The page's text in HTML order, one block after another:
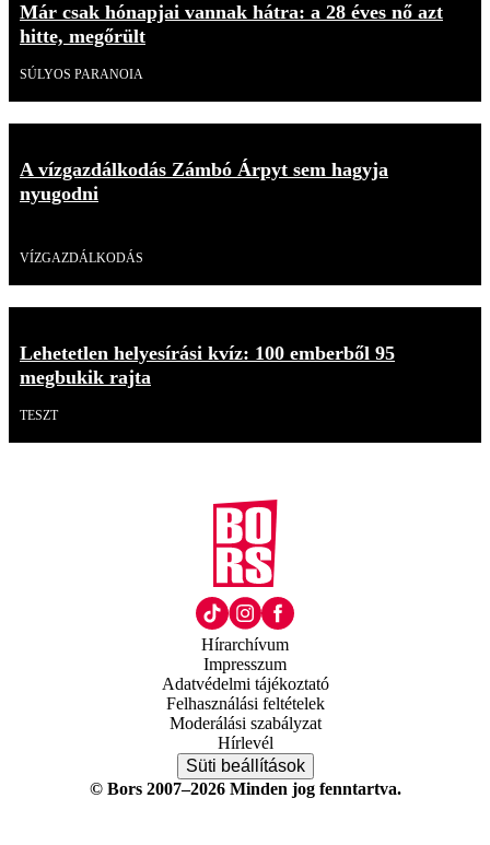
Már csak hónapjai vannak hátra: a 28 éves nő azt
hitte, megőrült
SÚLYOS PARANOIA
A vízgazdálkodás Zámbó Árpyt sem hagyja
nyugodni
VÍZGAZDÁLKODÁS
Lehetetlen helyesírási kvíz: 100 emberből 95
megbukik rajta
TESZT
Hírarchívum
Impresszum
Adatvédelmi tájékoztató
Felhasználási feltételek
Moderálási szabályzat
Hírlevél
Süti beállítások
© Bors 2007–2026 Minden jog fenntartva.